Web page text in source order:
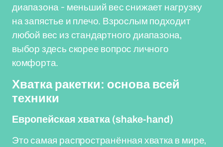
диапазона - меньший вес снижает нагрузку
на запястье и плечо. Взрослым подходит
любой вес из стандартного диапазона,
выбор здесь скорее вопрос личного
комфорта.
Хватка ракетки: основа всей
техники
Европейская хватка (shake-hand)
Это самая распространённая хватка в мире,